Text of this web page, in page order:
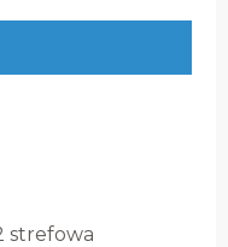
strefowa